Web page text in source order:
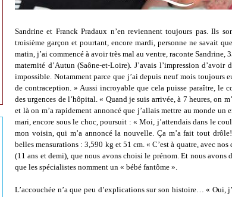
Sandrine et Franck Pradaux n’en reviennent toujours pas. Ils
troisième garçon et pourtant, encore mardi, personne ne savait
matin, j’ai commencé à avoir très mal au ventre, raconte Sandrine,
maternité d’Autun (Saône-et-Loire). J’avais l’impression d’avoir
impossible. Notamment parce que j’ai depuis neuf mois toujours
de contraception. » Aussi incroyable que cela puisse paraître, le
des urgences de l’hôpital. « Quand je suis arrivée, à 7 heures, on
et là on m’a rapidement annoncé que j’allais mettre au monde un
mari, encore sous le choc, poursuit : « Moi, j’attendais dans le
mon voisin, qui m’a annoncé la nouvelle. Ça m’a fait tout
belles mensurations : 3,590 kg et 51 cm. « C’est à quatre, avec
(11 ans et demi), que nous avons choisi le prénom. Et nous avons
que les spécialistes nomment un « bébé fantôme ».
L’accouchée n’a que peu d’explications sur son histoire… « Oui,